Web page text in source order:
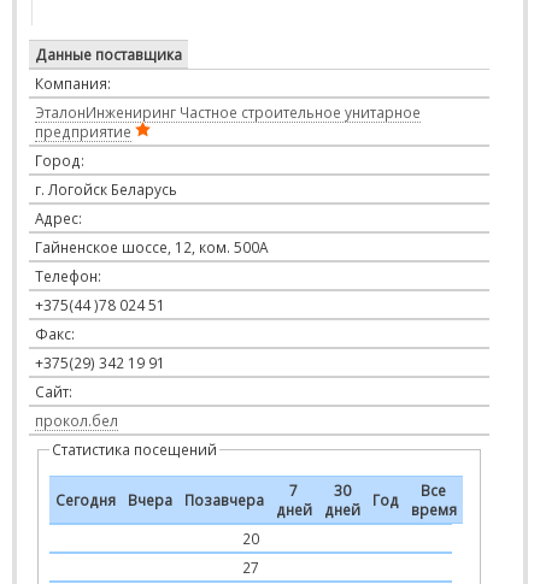
Данные поставщика
Компания:
ЭталонИнжениринг Частное строительное унитарное
предприятие
Город:
г. Логойск Беларусь
Адрес:
Гайненское шоссе, 12, ком. 500А
Телефон:
+375(44 )78 024 51
Факс:
+375(29) 342 19 91
Сайт:
прокол.бел
Статистика посещений
Сегодня Вчера Позавчера
7
дней
30
дней
Год
Все
время
20
27